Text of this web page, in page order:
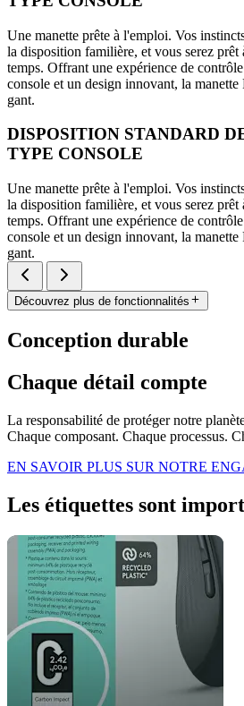
Une manette prête à l'emploi. Vos
la disposition familière, et vous serez prêt
temps. Offrant une expérience de
console et un design innovant, la
gant.
DISPOSITION STANDARD
TYPE CONSOLE
Une manette prête à l'emploi. Vos
la disposition familière, et vous serez prêt
temps. Offrant une expérience de
console et un design innovant, la
gant.
Découvrez plus de fonctionnalités
Conception durable
Chaque détail compte
La responsabilité de protéger notre
Chaque composant. Chaque processus.
EN SAVOIR PLUS SUR NOTRE
Les étiquettes sont